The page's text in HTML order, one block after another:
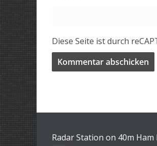
Diese Seite ist durch
Radar Station on 40m Ham